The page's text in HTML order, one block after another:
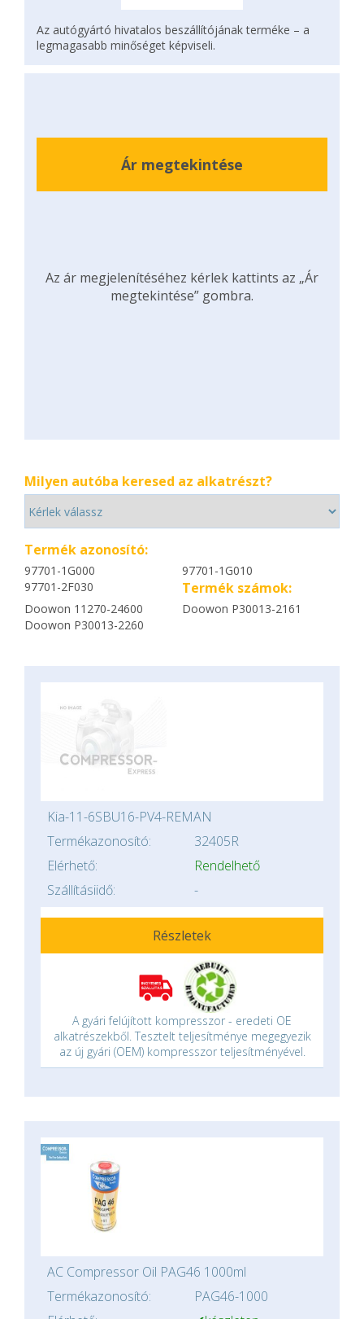
Az autógyártó hivatalos beszállítójának terméke – a
legmagasabb minőséget képviseli.
Ár megtekintése
Az ár megjelenítéséhez kérlek kattints az „Ár
megtekintése” gombra.
Milyen autóba keresed az alkatrészt?
Termék azonosító:
97701-1G000
97701-1G010
97701-2F030
Termék számok:
Doowon 11270-24600
Doowon P30013-2161
Doowon P30013-2260
Kia-11-6SBU16-PV4-REMAN
Termékazonosító:
32405R
Elérhető:
Rendelhető
Szállításiidő:
-
Részletek
A gyári felújított kompresszor - eredeti OE
alkatrészekből. Tesztelt teljesítménye megegyezik
az új gyári (OEM) kompresszor teljesítményével.
AC Compressor Oil PAG46 1000ml
Termékazonosító:
PAG46-1000